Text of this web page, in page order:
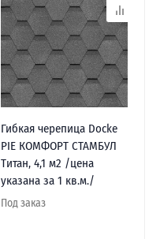
Гибкая черепица Docke
PIE КОМФОРТ СТАМБУЛ
Титан, 4,1 м2 /цена
указана за 1 кв.м./
Под заказ